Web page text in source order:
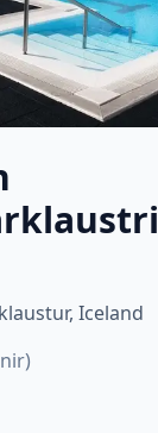
Iceland